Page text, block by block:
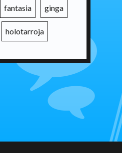
fantasia ginga
holotarroja